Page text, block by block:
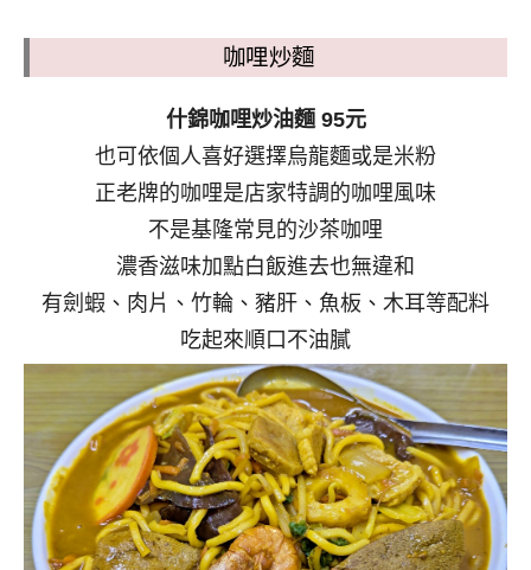
咖哩炒麵
什錦咖哩炒油麵 95元
也可依個人喜好選擇烏龍麵或是米粉
正老牌的咖哩是店家特調的咖哩風味
不是基隆常見的沙茶咖哩
濃香滋味加點白飯進去也無違和
有劍蝦、肉片、竹輪、豬肝、魚板、木耳等配料
吃起來順口不油膩